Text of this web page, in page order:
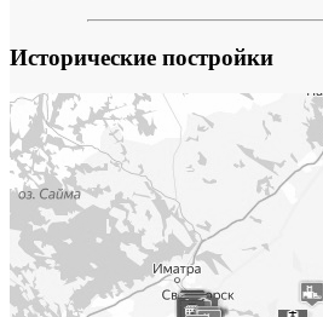
Исторические постройки